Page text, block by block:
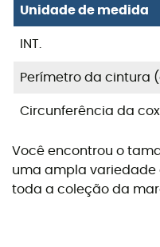
Unidade de medida
INT.
Perímetro da cintura
Circunferência da
Você encontrou o
uma ampla variedade
toda a coleção da